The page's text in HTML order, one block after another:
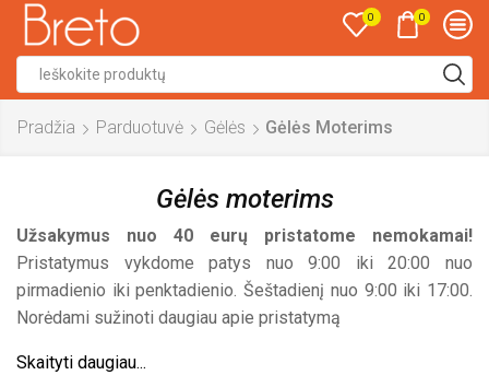
0 0
Pradžia Parduotuvė Gėlės Gėlės Moterims
Gėlės moterims
Užsakymus nuo 40 eurų pristatome nemokamai!
Pristatymus vykdome patys nuo 9:00 iki 20:00 nuo
pirmadienio iki penktadienio. Šeštadienį nuo 9:00 iki 17:00.
Norėdami sužinoti daugiau apie pristatymą
Skaityti daugiau...